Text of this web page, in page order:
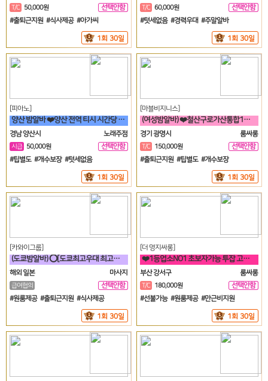
T/C 50,000원
선택안함
#출퇴근지원 #식사제공 #아가씨
1회 30일
T/C 60,000원
선택안함
#텃세없음 #경력우대 #주말알바
1회 30일
[피아노]
양산 밤알바 ❤️양산 전역 티시 시간당 5만원 30세 ~ 50세❤️
경남 양산시
노래주점
시급 50,000원
선택안함
일
#팁별도 #개수보장 #텃세없음
1회 30일
[마블비지니스]
(여성밤알바) ❤️철산구로가산통합1등❤️신규모집❤️
경기 광명시
룸싸롱
T/C 150,000원
선택안함
일
#출퇴근지원 #팁별도 #개수보장
1회 30일
[카와이그룹]
(도쿄밤알바) ⭕[도쿄최고우대 최고수입 최고안전보장]⭕
해외 일본
마사지
급여협의
선택안함
일
#원룸제공 #출퇴근지원 #식사제공
1회 30일
[더 명지싸롱]
❤️1등업소NO1 초보자가능 투잡 고페이갯수보장❤️
부산 강서구
룸싸롱
T/C 180,000원
선택안함
일
#선불가능 #원룸제공 #만근비지원
1회 30일